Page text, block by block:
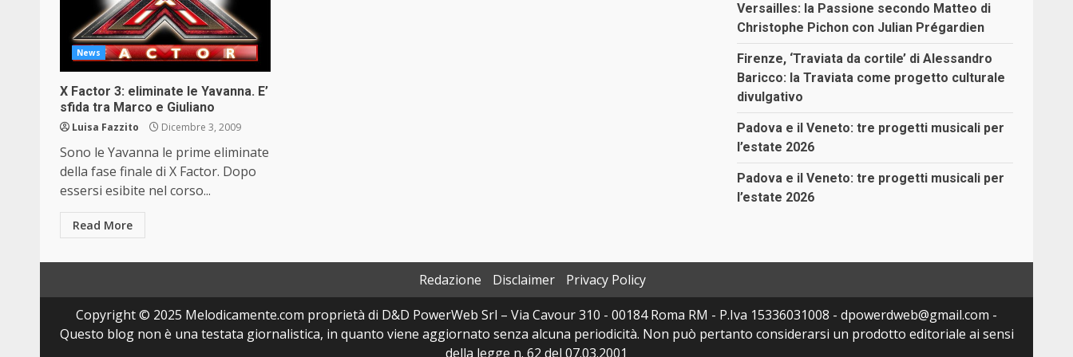
News
X Factor 3: eliminate le Yavanna. E’
sfida tra Marco e Giuliano
Luisa Fazzito Dicembre 3, 2009
Sono le Yavanna le prime eliminate
della fase finale di X Factor. Dopo
essersi esibite nel corso...
Read More
Versailles: la Passione secondo Matteo di
Christophe Pichon con Julian Prégardien
Firenze, ‘Traviata da cortile’ di Alessandro
Baricco: la Traviata come progetto culturale
divulgativo
Padova e il Veneto: tre progetti musicali per
l’estate 2026
Padova e il Veneto: tre progetti musicali per
l’estate 2026
Redazione Disclaimer
Privacy Policy
Copyright © 2025 Melodicamente.com proprietà di D&D PowerWeb Srl – Via Cavour 310 - 00184 Roma RM - P.Iva 15336031008 - dpowerdweb@gmail.com -
Questo blog non è una testata giornalistica, in quanto viene aggiornato senza alcuna periodicità. Non può pertanto considerarsi un prodotto editoriale ai sensi
della legge n. 62 del 07.03.2001